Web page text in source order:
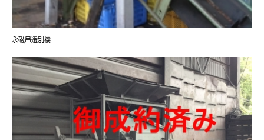
永磁吊選別機